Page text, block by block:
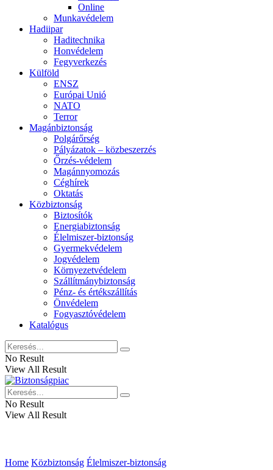
Online
Munkavédelem
Hadiipar
Haditechnika
Honvédelem
Fegyverkezés
Külföld
ENSZ
Európai Unió
NATO
Terror
Magánbiztonság
Polgárőrség
Pályázatok – közbeszerzés
Őrzés-védelem
Magánnyomozás
Céghírek
Oktatás
Közbiztonság
Biztosítók
Energiabiztonság
Élelmiszer-biztonság
Gyermekvédelem
Jogvédelem
Környezetvédelem
Szállítmánybiztonság
Pénz- és értékszállítás
Önvédelem
Fogyasztóvédelem
Katalógus
No Result
View All Result
No Result
View All Result
Home Közbiztonság Élelmiszer-biztonság